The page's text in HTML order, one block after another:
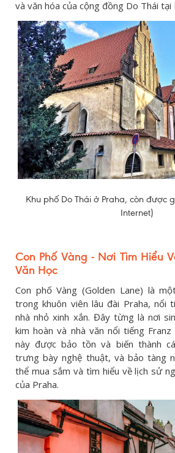
và văn hóa của cộng đồng Do Thái tại
Khu phố Do Thái ở Praha, còn được
Internet)
Con Phố Vàng - Nơi Tìm Hiểu
Văn Học
Con phố Vàng (Golden Lane) là
trong khuôn viên lâu đài Praha, nổi
nhà nhỏ xinh xắn. Đây từng là nơi
kim hoàn và nhà văn nổi tiếng Franz
này được bảo tồn và biến thành
trưng bày nghệ thuật, và bảo tàng
thể mua sắm và tìm hiểu về lịch sử
của Praha.